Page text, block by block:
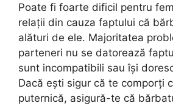
Poate fi foarte dificil pentru
relații din cauza faptului că
alături de ele. Majoritatea
parteneri nu se datorează
sunt incompatibili sau își
Dacă ești sigur că te comporți
puternică, asigură-te că